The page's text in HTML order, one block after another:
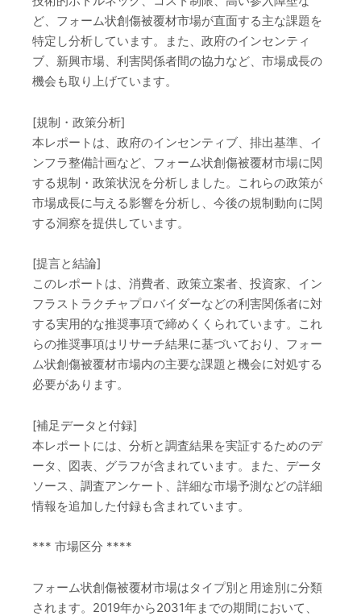
ど、フォーム状創傷被覆材市場が直面する主な課題を
特定し分析しています。また、政府のインセンティ
ブ、新興市場、利害関係者間の協力など、市場成長の
機会も取り上げています。
[規制・政策分析]
本レポートは、政府のインセンティブ、排出基準、イ
ンフラ整備計画など、フォーム状創傷被覆材市場に関
する規制・政策状況を分析しました。これらの政策が
市場成長に与える影響を分析し、今後の規制動向に関
する洞察を提供しています。
[提言と結論]
このレポートは、消費者、政策立案者、投資家、イン
フラストラクチャプロバイダーなどの利害関係者に対
する実用的な推奨事項で締めくくられています。これ
らの推奨事項はリサーチ結果に基づいており、フォー
ム状創傷被覆材市場内の主要な課題と機会に対処する
必要があります。
[補足データと付録]
本レポートには、分析と調査結果を実証するためのデ
ータ、図表、グラフが含まれています。また、データ
ソース、調査アンケート、詳細な市場予測などの詳細
情報を追加した付録も含まれています。
*** 市場区分 ****
フォーム状創傷被覆材市場はタイプ別と用途別に分類
されます。2019年から2031年までの期間において、